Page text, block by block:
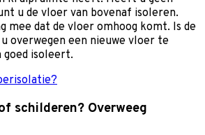
u de vloer van bovenaf isoleren.
mee dat de vloer omhoog komt. Is de
overwegen een nieuwe vloer te
goed isoleert.
schilderen? Overweeg